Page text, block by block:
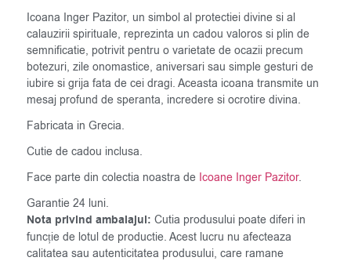
Icoana Inger Pazitor, un simbol al protectiei divine si al
calauzirii spirituale, reprezinta un cadou valoros si plin de
semnificatie, potrivit pentru o varietate de ocazii precum
botezuri, zile onomastice, aniversari sau simple gesturi de
iubire si grija fata de cei dragi. Aceasta icoana transmite un
mesaj profund de speranta, incredere si ocrotire divina.
Fabricata in Grecia.
Cutie de cadou inclusa.
Face parte din colectia noastra de Icoane Inger Pazitor.
Garantie 24 luni.
Nota privind ambalajul: Cutia produsului poate diferi in
funcție de lotul de productie. Acest lucru nu afecteaza
calitatea sau autenticitatea produsului, care ramane